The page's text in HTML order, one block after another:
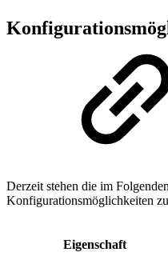
Derzeit stehen die im
Konfigurationsmöglichkeiten
Eigenschaft